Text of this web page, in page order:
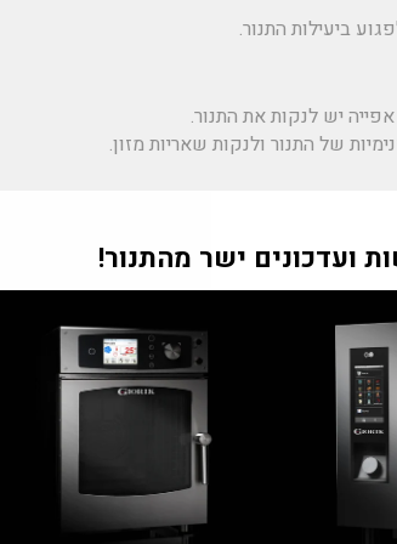
ביעילות התנור.
יש לנקות את התנור.
של התנור ולנקות שאריות מזון.
לתנורים תעשייתיים.
המתכת או לגרום להיווצרות קילופים על
שבו מצטבר לכלוך ושומנים בצורה מהירה. יש
לאיכות האפייה.
להיות אפייה לא אחידה של המאפים.
ועדכונים ישר מהתנור!